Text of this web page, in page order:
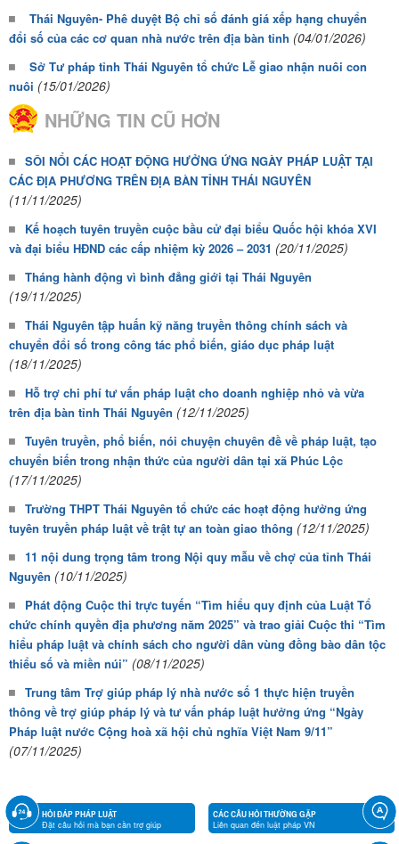
Thái Nguyên- Phê duyệt Bộ chỉ số đánh giá xếp hạng chuyển
đổi số của các cơ quan nhà nước trên địa bàn tỉnh (04/01/2026)
Sở Tư pháp tỉnh Thái Nguyên tổ chức Lễ giao nhận nuôi con
nuôi (15/01/2026)
NHỮNG TIN CŨ HƠN
SÔI NỔI CÁC HOẠT ĐỘNG HƯỞNG ỨNG NGÀY PHÁP LUẬT TẠI
CÁC ĐỊA PHƯƠNG TRÊN ĐỊA BÀN TỈNH THÁI NGUYÊN
(11/11/2025)
Kế hoạch tuyên truyền cuộc bầu cử đại biểu Quốc hội khóa XVI
và đại biểu HĐND các cấp nhiệm kỳ 2026 – 2031 (20/11/2025)
Tháng hành động vì bình đẳng giới tại Thái Nguyên
(19/11/2025)
Thái Nguyên tập huấn kỹ năng truyền thông chính sách và
chuyển đổi số trong công tác phổ biến, giáo dục pháp luật
(18/11/2025)
Hỗ trợ chi phí tư vấn pháp luật cho doanh nghiệp nhỏ và vừa
trên địa bàn tỉnh Thái Nguyên (12/11/2025)
Tuyên truyền, phổ biến, nói chuyện chuyên đề về pháp luật, tạo
chuyển biến trong nhận thức của người dân tại xã Phúc Lộc
(17/11/2025)
Trường THPT Thái Nguyên tổ chức các hoạt động hưởng ứng
tuyên truyền pháp luật về trật tự an toàn giao thông (12/11/2025)
11 nội dung trọng tâm trong Nội quy mẫu về chợ của tỉnh Thái
Nguyên (10/11/2025)
Phát động Cuộc thi trực tuyến “Tìm hiểu quy định của Luật Tổ
chức chính quyền địa phương năm 2025” và trao giải Cuộc thi “Tìm
hiểu pháp luật và chính sách cho người dân vùng đồng bào dân tộc
thiểu số và miền núi” (08/11/2025)
Trung tâm Trợ giúp pháp lý nhà nước số 1 thực hiện truyền
thông về trợ giúp pháp lý và tư vấn pháp luật hưởng ứng “Ngày
Pháp luật nước Cộng hoà xã hội chủ nghĩa Việt Nam 9/11”
(07/11/2025)
HỎI ĐÁP PHÁP LUẬT
Đặt câu hỏi mà bạn cần trợ giúp
CÁC CÂU HỎI THƯỜNG GẶP
Liên quan đến luật pháp VN